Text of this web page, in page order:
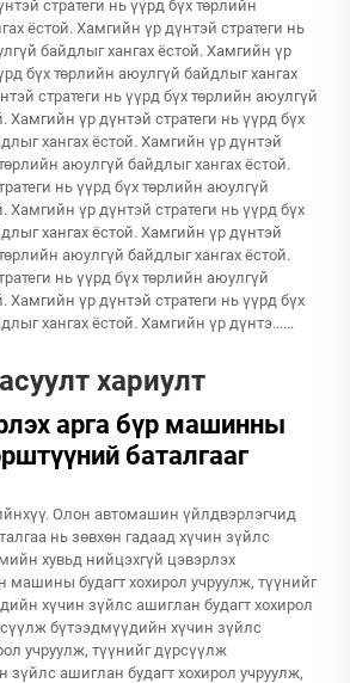
стратеги нь үүрд бүх төрлийн
ёстой. Хамгийн үр дүнтэй стратеги нь
байдлыг хангах ёстой. Хамгийн үр
бүх төрлийн аюулгүй байдлыг хангах
стратеги нь үүрд бүх төрлийн аюулгүй
Хамгийн үр дүнтэй стратеги нь үүрд бүх
хангах ёстой. Хамгийн үр дүнтэй
аюулгүй байдлыг хангах ёстой.
нь үүрд бүх төрлийн аюулгүй
Хамгийн үр дүнтэй стратеги нь үүрд бүх
хангах ёстой. Хамгийн үр дүнтэй
аюулгүй байдлыг хангах ёстой.
нь үүрд бүх төрлийн аюулгүй
Хамгийн үр дүнтэй стратеги нь үүрд бүх
хангах ёстой. Хамгийн үр дүнтэ......
хариулт
арга бүр машинны
баталгааг
Олон автомашин үйлдвэрлэгчид
нь зөвхөн гадаад хүчин зүйлс
хувьд нийцэхгүй цэвэрлэх
машины будагт хохирол учруулж, түүнийг
хүчин зүйлс ашиглан будагт хохирол
бүтээдмүүдийн хүчин зүйлс
учруулж, түүнийг дүрсүүлж
зүйлс ашиглан будагт хохирол учруулж,